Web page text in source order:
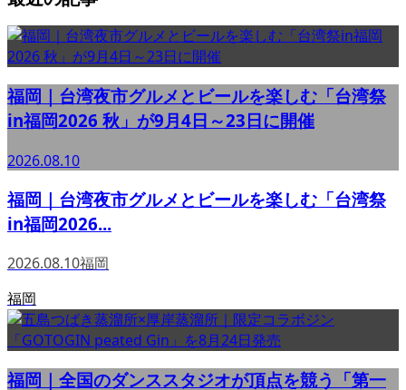
福岡｜台湾夜市グルメとビールを楽しむ「台湾祭
in福岡2026 秋」が9月4日～23日に開催
2026.08.10
福岡｜台湾夜市グルメとビールを楽しむ「台湾祭
in福岡2026...
2026.08.10福岡
福岡
福岡｜全国のダンススタジオが頂点を競う「第一